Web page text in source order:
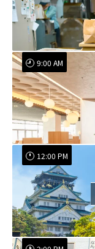
9:00 AM
12:00 PM